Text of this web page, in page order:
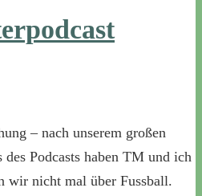
– nach unserem großen
Podcasts haben TM und ich
wir nicht mal über Fussball.